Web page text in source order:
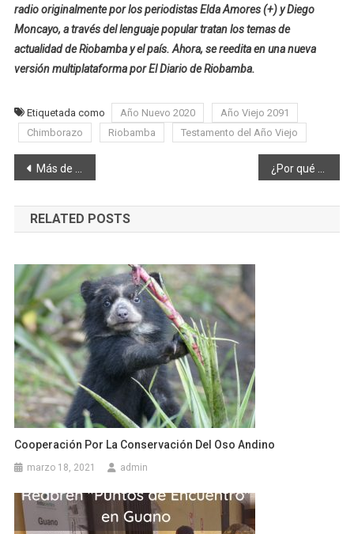
radio originalmente por los periodistas Elda Amores (+) y Diego
Moncayo, a través del lenguaje popular tratan los temas de
actualidad de Riobamba y el país. Ahora, se reedita en una nueva
versión multiplataforma por El Diario de Riobamba.
Etiquetada como Año Nuevo 2020
Año Viejo 2091
Chimborazo
Riobamba Testamento del Año Viejo
Navegación
de
entradas
Más de cinco mil personas recibieron capacitación en riesgos durante 2019
RELATED POSTS
Cooperación Por La Conservación Del Oso Andino
marzo 18, 2021 admin